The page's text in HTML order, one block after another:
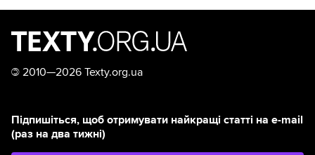
© 2010—2026 Texty.org.ua
Підпишіться, щоб отримувати найкращі статті на e-mail
(раз на два тижні)